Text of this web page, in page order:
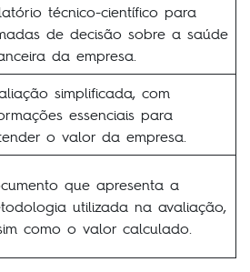
técnico-científico para
de decisão sobre a saúde
da empresa.
simplificada, com
essenciais para
o valor da empresa.
que apresenta a
utilizada na avaliação,
como o valor calculado.